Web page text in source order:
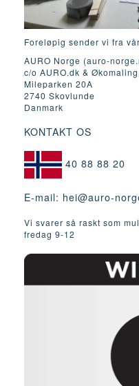
Foreløpig sender vi fra
AURO Norge (auro-
c/o AURO.dk &
Mileparken 20A
2740 Skovlunde
Danmark
KONTAKT OS
40 88 88 20
E-mail: hei@auro-
Vi svarer så raskt som
fredag ​​9-12